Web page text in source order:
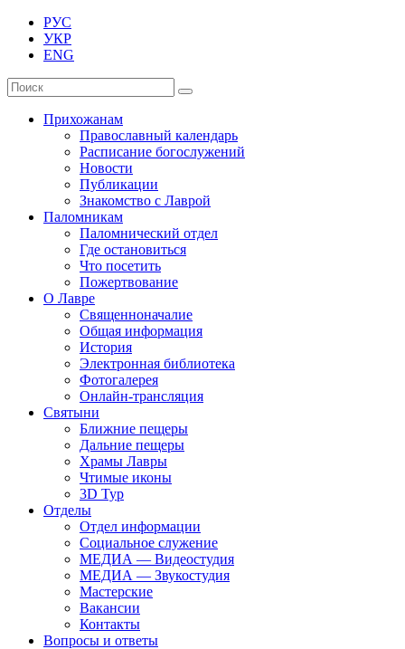
РУС
УКР
ENG
Прихожанам
Православный календарь
Расписание богослужений
Новости
Публикации
Знакомство с Лаврой
Паломникам
Паломнический отдел
Где остановиться
Что посетить
Пожертвование
О Лавре
Священноначалие
Общая информация
История
Электронная библиотека
Фотогалерея
Онлайн-трансляция
Святыни
Ближние пещеры
Дальние пещеры
Храмы Лавры
Чтимые иконы
3D Тур
Отделы
Отдел информации
Социальное служение
МЕДИА — Видеостудия
МЕДИА — Звукостудия
Мастерские
Вакансии
Контакты
Вопросы и ответы